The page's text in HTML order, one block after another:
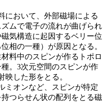
において、外部磁場による
ムで電子の流れが曲げられ
気構造に起因するベリー位
相の一種）が原因となる。
料中のスピンが作るトポロ
。3次元空間のスピンが作
映した形をとる。
ミオンなど、スピンが特定
つらせん状の配列をとる磁